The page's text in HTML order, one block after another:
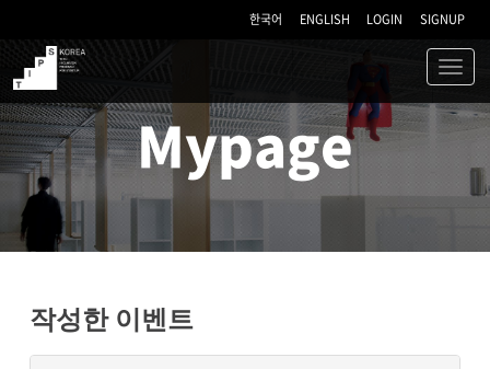
한국어 ENGLISH LOGIN SIGNUP
TIPS
Mypage
작성한 이벤트